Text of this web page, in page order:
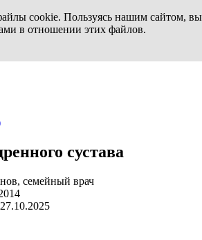
cookie. Пользуясь нашим сайтом, вы
в отношении этих файлов.
сустава
семейный врач